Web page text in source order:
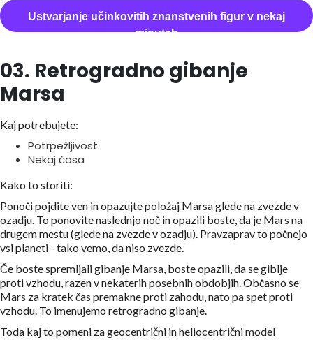
Ustvarjanje učinkovitih znanstvenih figur v nekaj
minutah
03. Retrogradno gibanje
Marsa
Kaj potrebujete:
Potrpežljivost
Nekaj časa
Kako to storiti:
Ponoči pojdite ven in opazujte položaj Marsa glede na zvezde v
ozadju. To ponovite naslednjo noč in opazili boste, da je Mars na
drugem mestu (glede na zvezde v ozadju). Pravzaprav to počnejo
vsi planeti - tako vemo, da niso zvezde.
Če boste spremljali gibanje Marsa, boste opazili, da se giblje
proti vzhodu, razen v nekaterih posebnih obdobjih. Občasno se
Mars za kratek čas premakne proti zahodu, nato pa spet proti
vzhodu. To imenujemo retrogradno gibanje.
Toda kaj to pomeni za geocentrični in heliocentrični model